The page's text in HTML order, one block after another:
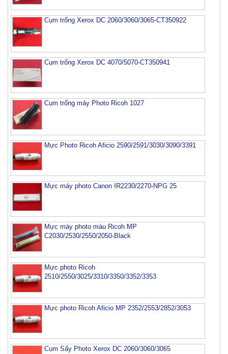
Cụm trống Xerox DC 2060/3060/3065-CT350922
Cụm trống Xerox DC 4070/5070-CT350941
Cụm trống máy Photo Ricoh 1027
Mực Photo Ricoh Aficio 2590/2591/3030/3090/3391
Mực máy photo Canon IR2230/2270-NPG 25
Mực máy photo màu Ricoh MP
C2030/2530/2550/2050-Black
Mực photo Ricoh
2510/2550/3025/3310/3350/3352/3353
Mực photo Ricoh Aficio MP 2352/2553/2852/3053
Cụm Sấy Photo Xerox DC 2060/3060/3065